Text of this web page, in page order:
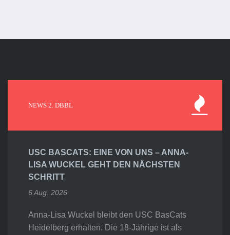
NEWS 2. DBBL
USC BASCATS: EINE VON UNS – ANNA-
LISA WUCKEL GEHT DEN NÄCHSTEN
SCHRITT
6 Aug. 2026
Anna-Lisa Wuckel bleibt den USC BasCats
Heidelberg erhalten. Die 18-Jährige ist als